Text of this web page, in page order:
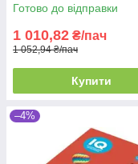
Готово до відправки
1 010,82 ₴/пач
1 052,94 ₴/пач
Купити
–4%